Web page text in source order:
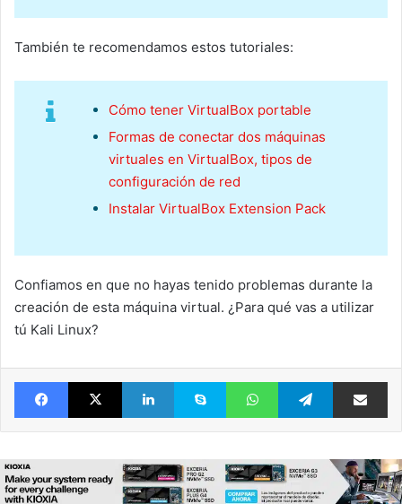
También te recomendamos estos tutoriales:
Cómo tener VirtualBox portable
Formas de conectar dos máquinas
virtuales en VirtualBox, tipos de
configuración de red
Instalar VirtualBox Extension Pack
Confiamos en que no hayas tenido problemas durante la
creación de esta máquina virtual. ¿Para qué vas a utilizar
tú Kali Linux?
FacebookX LinkedIn Skype WhatsAppTelegram